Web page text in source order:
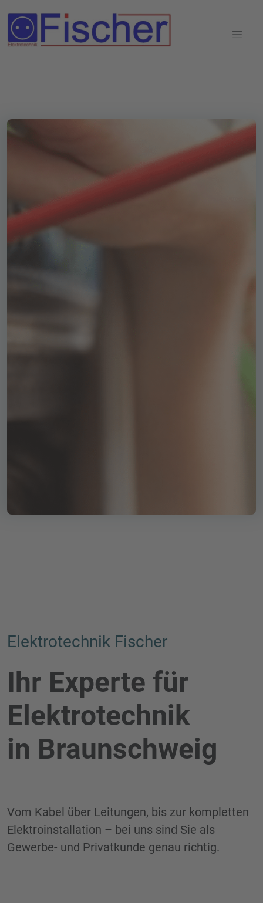
Elektrotechnik Fischer
Ihr Experte für
Elektrotechnik
in Braunschweig
Vom Kabel über Leitungen, bis zur kompletten
Elektroinstallation – bei uns sind Sie als
Gewerbe- und Privatkunde genau richtig.